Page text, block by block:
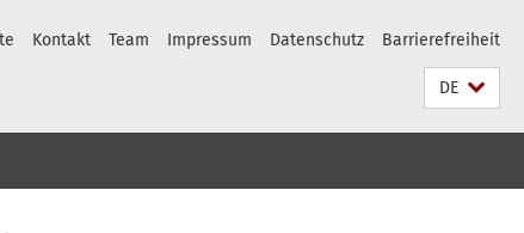
Kontakt Team Impressum Datenschutz Barrierefreiheit
DE